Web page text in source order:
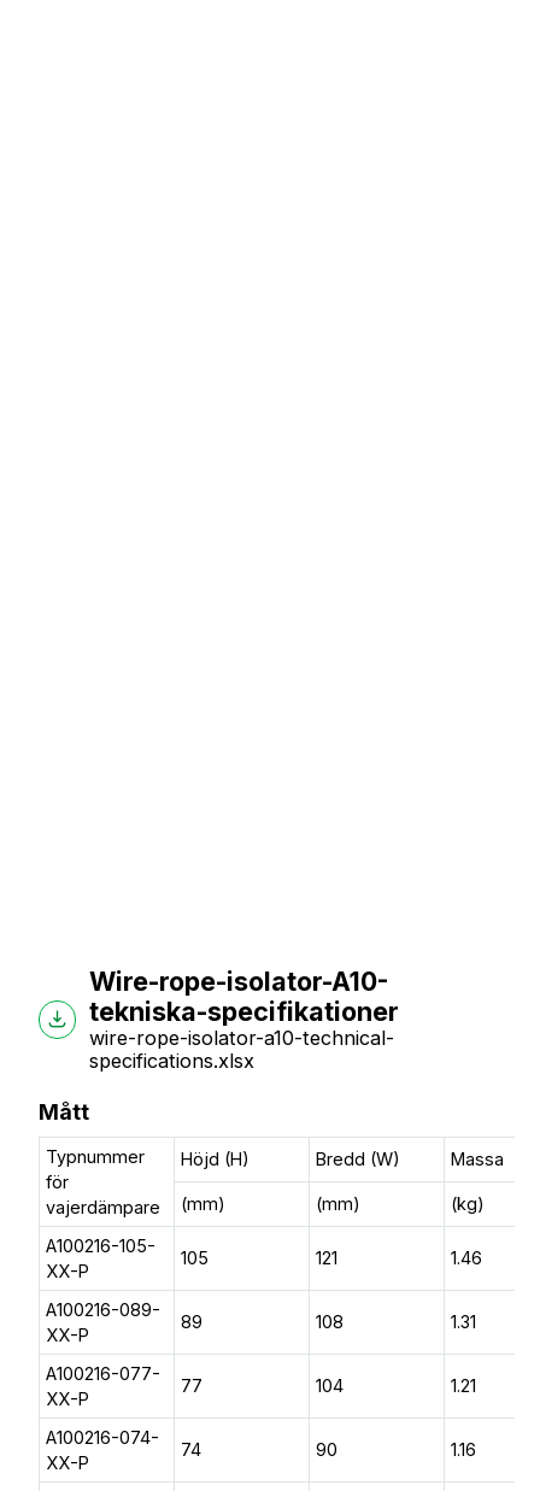
Wire-rope-isolator-A10-
tekniska-specifikationer
wire-rope-isolator-a10-technical-
specifications.xlsx
Mått
Typnummer
för
vajerdämpare
Höjd (H) Bredd (W) Massa
(mm) (mm) (kg)
A100216-105-
XX-P
105 121 1.46
A100216-089-
XX-P
89 108 1.31
A100216-077-
XX-P
77 104 1.21
A100216-074-
XX-P
74 90 1.16